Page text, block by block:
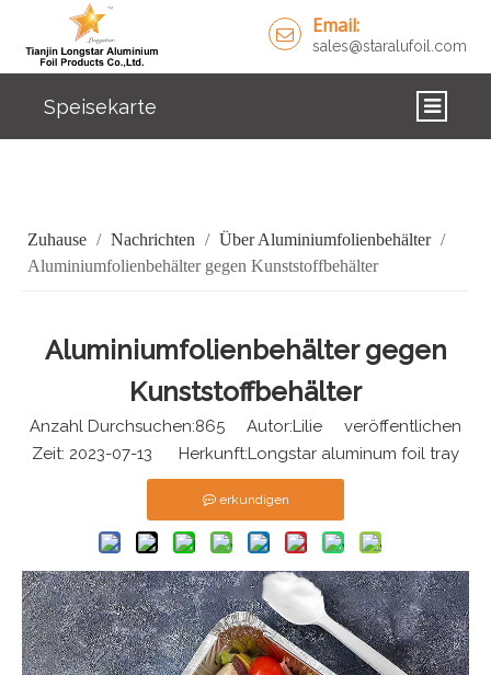
Email:
sales@staralufoil.com
Speisekarte
ÜBER UNS
NACHRICHTEN
Zuhause / Nachrichten / Über Aluminiumfolienbehälter /
Aluminiumfolienbehälter gegen Kunststoffbehälter
Aluminiumfolienbehälter gegen
Kunststoffbehälter
Anzahl Durchsuchen:865 Autor:Lilie veröffentlichen
Zeit: 2023-07-13 Herkunft:Longstar aluminum foil tray
erkundigen